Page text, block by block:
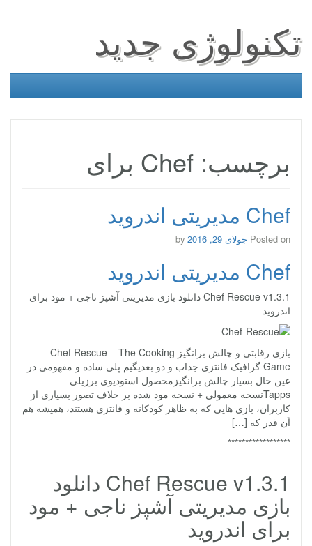
تکنولوژی جدید
برچسب: Chef برای
Chef مدیریتی اندروید
Posted on جولای 29, 2016
Chef مدیریتی اندروید
Chef Rescue v1.3.1 دانلود بازی مدیریتی آشپز ناجی + مود برای
اندروید
بازی رقابتی و چالش برانگیز Chef Rescue – The Cooking
Game گرافیک فانتزی جذاب و دو بعدیگیم پلی ساده و مفهومی در
عین حال بسیار چالش برانگیزمحصول استودیوی برزیلی
Tappsنسخه معمولی + نسخه مود شده بر خلاف تصور بسیاری از
کاربران، بازی هایی که به ظاهر کودکانه و فانتزی هستند، همیشه هم
آن قدر که […]
******************
Chef Rescue v1.3.1 دانلود
بازی مدیریتی آشپز ناجی + مود
برای اندروید